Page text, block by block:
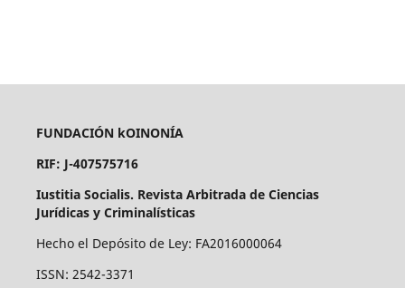
FUNDACIÓN kOINONÍA
RIF: J-407575716
Iustitia Socialis. Revista Arbitrada de Ciencias
Jurídicas y Criminalísticas
Hecho el Depósito de Ley: FA2016000064
ISSN: 2542-3371